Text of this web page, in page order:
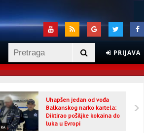
PRIJAVA
Uhapšen jedan od vođa
Balkanskog narko kartela:
Diktirao pošiljke kokaina do
luka u Evropi